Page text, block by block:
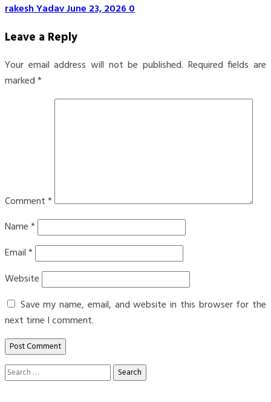
rakesh YadavJune 23, 20260
Leave a Reply
Your email address will not be published. Required fields are
marked*
Comment*
Name*
Email*
Website
Save my name, email, and website in this browser for the
next time I comment.
Search